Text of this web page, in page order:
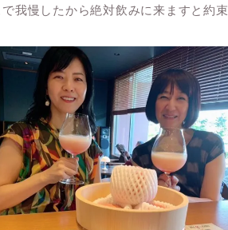
で我慢したから絶対飲みに来ますと約